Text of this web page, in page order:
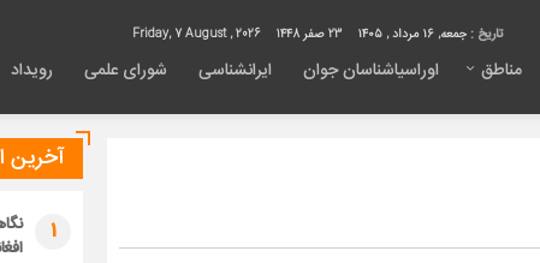
تاریخ : جمعه, ۱۶ مرداد , ۱۴۰۵ 23 صفر 1448
مناطق اوراسیاشناسان جوان ایرانشناسی شورای علمی رویداد
آخرین
1